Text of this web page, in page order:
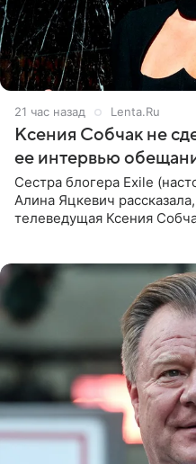
21 час назад Lenta.Ru
Ксения Собчак не
ее интервью
Сестра блогера Exile
Алина Яцкевич
телеведущая Ксения